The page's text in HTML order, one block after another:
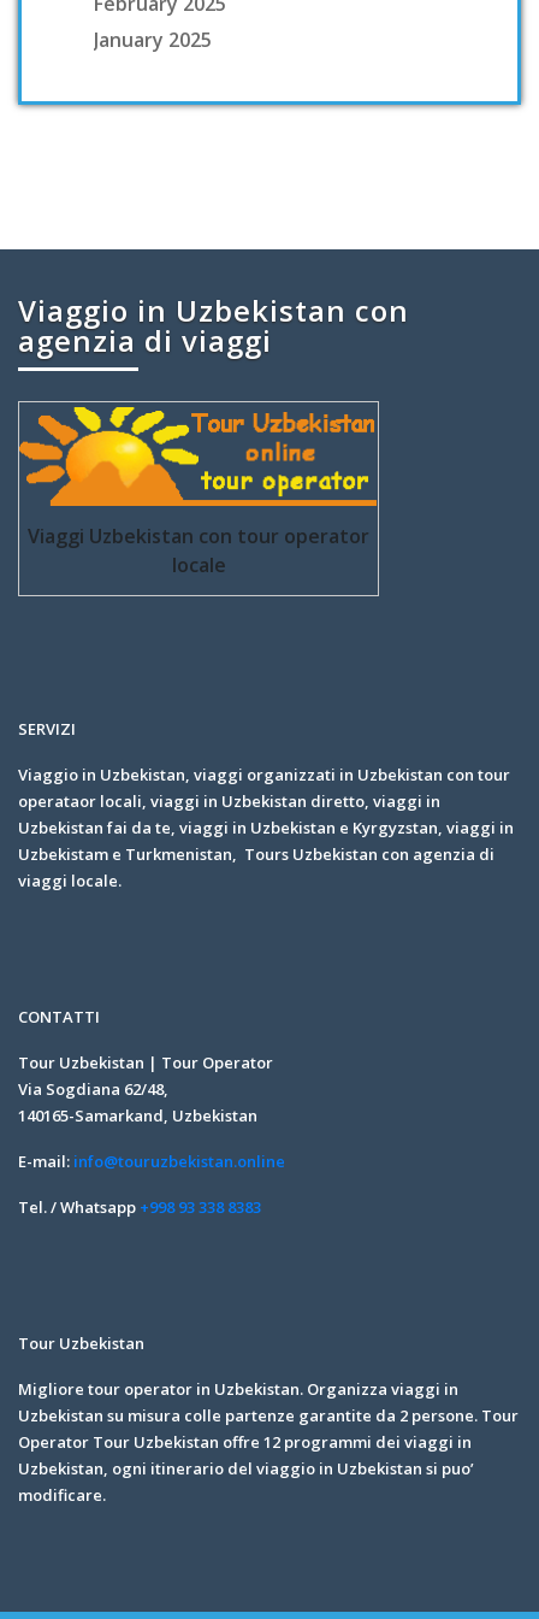
January 2025
Viaggio in Uzbekistan con
agenzia di viaggi
Viaggi Uzbekistan con tour operator
locale
SERVIZI
Viaggio in Uzbekistan, viaggi organizzati in Uzbekistan con tour
operataor locali, viaggi in Uzbekistan diretto, viaggi in
Uzbekistan fai da te, viaggi in Uzbekistan e Kyrgyzstan, viaggi in
Uzbekistam e Turkmenistan, Tours Uzbekistan con agenzia di
viaggi locale.
CONTATTI
Tour Uzbekistan | Tour Operator
Via Sogdiana 62/48,
140165-Samarkand, Uzbekistan
E-mail: info@touruzbekistan.online
Tel. / Whatsapp +998 93 338 8383
Tour Uzbekistan
Migliore tour operator in Uzbekistan. Organizza viaggi in
Uzbekistan su misura colle partenze garantite da 2 persone. Tour
Operator Tour Uzbekistan offre 12 programmi dei viaggi in
Uzbekistan, ogni itinerario del viaggio in Uzbekistan si puo’
modificare.